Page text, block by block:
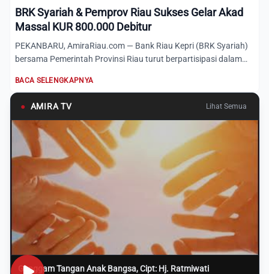
BRK Syariah & Pemprov Riau Sukses Gelar Akad
Massal KUR 800.000 Debitur
PEKANBARU, AmiraRiau.com — Bank Riau Kepri (BRK Syariah)
bersama Pemerintah Provinsi Riau turut berpartisipasi dalam
BACA SELENGKAPNYA
● AMIRA TV Lihat Semua
Genggam Tangan Anak Bangsa, Cipt: Hj. Ratmiwati